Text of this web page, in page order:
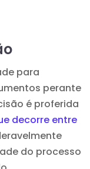
para
perante
é proferida
decorre entre
do processo